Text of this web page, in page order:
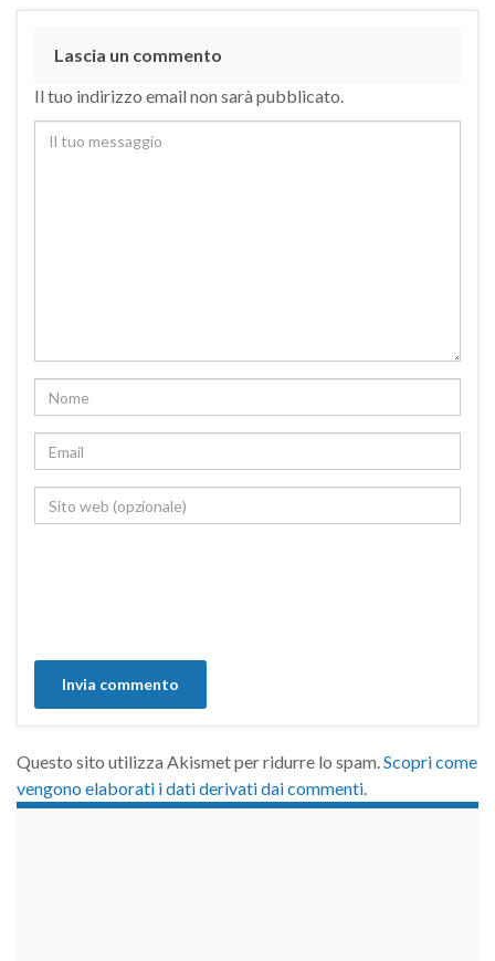
Lascia un commento
Il tuo indirizzo email non sarà pubblicato.
Questo sito utilizza Akismet per ridurre lo spam.Scopri come
vengono elaborati i dati derivati dai commenti.